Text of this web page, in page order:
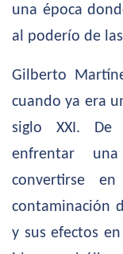
una época
al poderío de
Gilberto
cuando ya era
siglo XXI. De
enfrentar
convertirse
contaminación
y sus efectos